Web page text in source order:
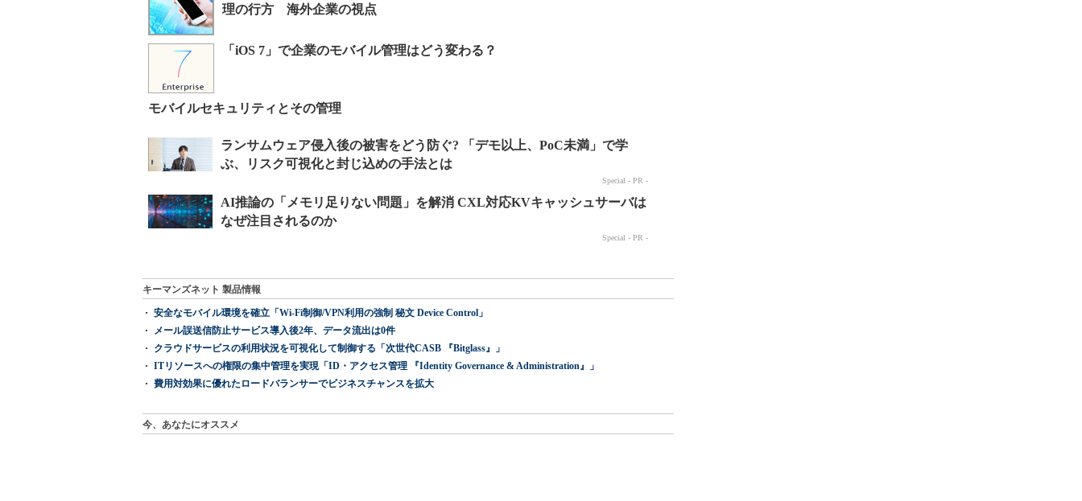
理の行方 海外企業の視点
「iOS 7」で企業のモバイル管理はどう変わる？
モバイルセキュリティとその管理
キーマンズネット 製品情報
安全なモバイル環境を確立「Wi-Fi制御/VPN利用の強制 秘文 Device Control」
メール誤送信防止サービス導入後2年、データ流出は0件
クラウドサービスの利用状況を可視化して制御する「次世代CASB 『Bitglass』」
ITリソースへの権限の集中管理を実現「ID・アクセス管理 『Identity Governance & Administration』」
費用対効果に優れたロードバランサーでビジネスチャンスを拡大
今、あなたにオススメ